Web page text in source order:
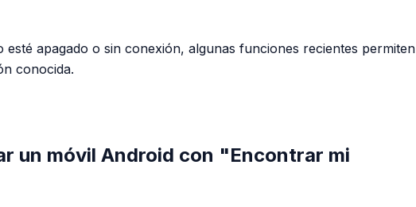
esté apagado o sin conexión, algunas funciones recientes permiten
conocida.
un móvil Android con "Encontrar mi